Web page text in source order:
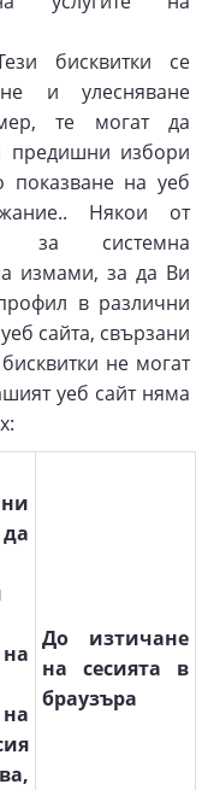
бисквитки се
и улесняване
те могат да
предишни избори
показване на уеб
Някои от
за системна
измами, за да Ви
в различни
сайта, свързани
не могат
уеб сайт няма
До изтичане
на сесията в
браузъра